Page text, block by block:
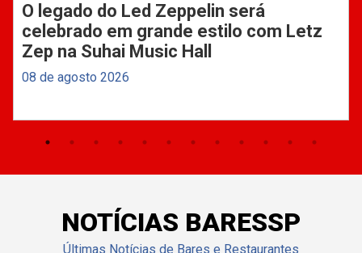
O legado do Led Zeppelin será
celebrado em grande estilo com Letz
Zep na Suhai Music Hall
08 de agosto 2026
NOTÍCIAS BARESSP
Últimas Notícias de Bares e Restaurantes